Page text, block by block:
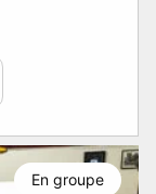
En groupe